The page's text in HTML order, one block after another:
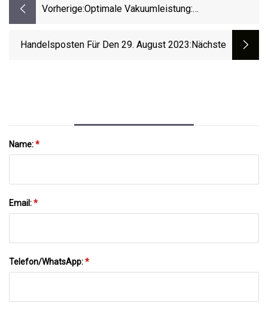
Vorherige:Optimale Vakuumleistung:
Handelsposten Für Den 29. August 2023:nächste
Name:*
Email:*
Telefon/WhatsApp:*